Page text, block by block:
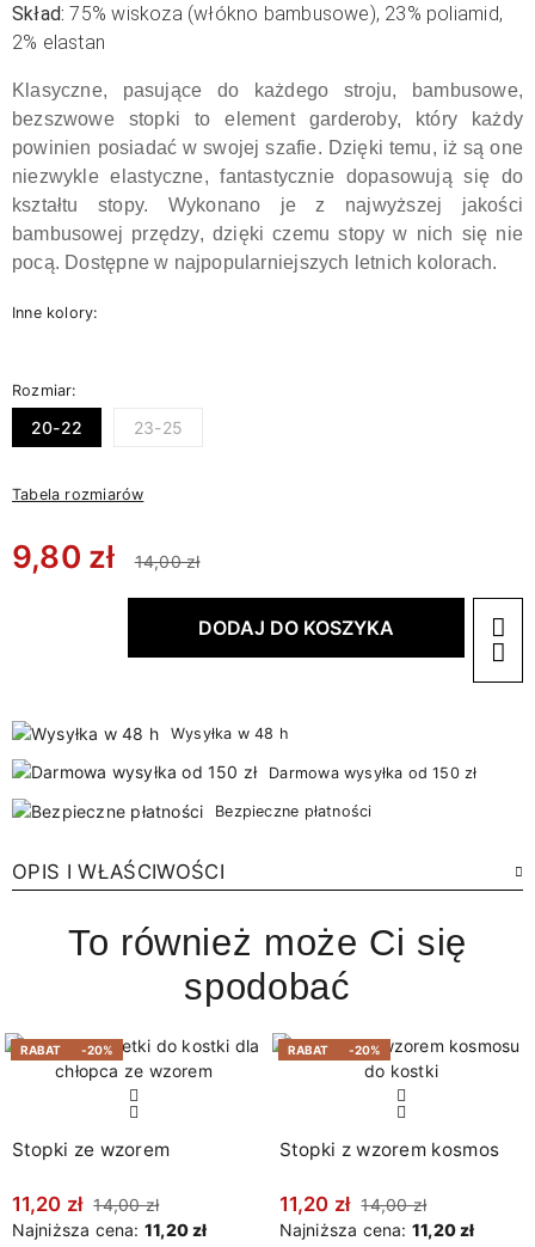
Skład: 75% wiskoza (włókno bambusowe), 23% poliamid,
2% elastan
Klasyczne, pasujące do każdego stroju, bambusowe,
bezszwowe stopki to element garderoby, który każdy
powinien posiadać w swojej szafie. Dzięki temu, iż są one
niezwykle elastyczne, fantastycznie dopasowują się do
kształtu stopy. Wykonano je z najwyższej jakości
bambusowej przędzy, dzięki czemu stopy w nich się nie
pocą. Dostępne w najpopularniejszych letnich kolorach.
Inne kolory:
Rozmiar:
20-22 23-25
Tabela rozmiarów
9,80 zł 14,00 zł
DODAJ DO KOSZYKA
Wysyłka w 48 h
Darmowa wysyłka od 150 zł
Bezpieczne płatności
OPIS I WŁAŚCIWOŚCI
To również może Ci się
spodobać
RABAT -20%
Stopki ze wzorem
11,20 zł 14,00 zł
Najniższa cena: 11,20 zł
RABAT -20%
Stopki z wzorem kosmos
11,20 zł 14,00 zł
Najniższa cena: 11,20 zł